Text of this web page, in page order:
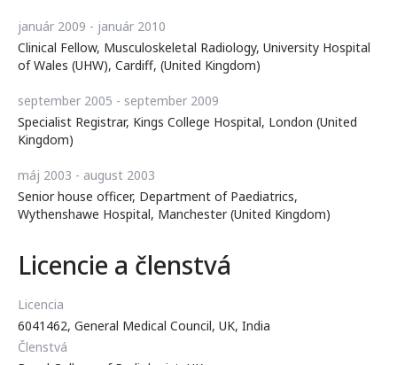
január 2009 - január 2010
Clinical Fellow, Musculoskeletal Radiology, University Hospital
of Wales (UHW), Cardiff, (United Kingdom)
september 2005 - september 2009
Specialist Registrar, Kings College Hospital, London (United
Kingdom)
máj 2003 - august 2003
Senior house officer, Department of Paediatrics,
Wythenshawe Hospital, Manchester (United Kingdom)
Licencie a členstvá
Licencia
6041462, General Medical Council, UK, India
Členstvá